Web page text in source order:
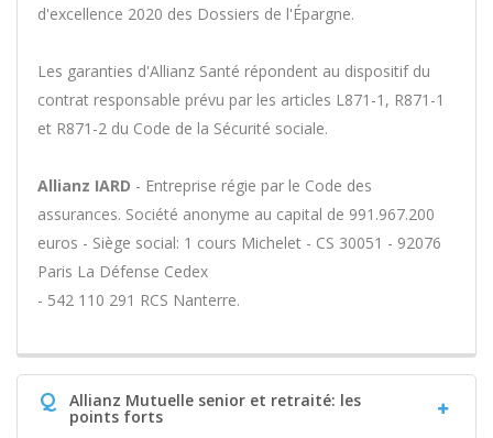
d'excellence 2020 des Dossiers de l'Épargne.
Les garanties d'Allianz Santé répondent au dispositif du
contrat responsable prévu par les articles L871-1, R871-1
et R871-2 du Code de la Sécurité sociale.
Allianz IARD - Entreprise régie par le Code des
assurances. Société anonyme au capital de 991.967.200
euros - Siège social: 1 cours Michelet - CS 30051 - 92076
Paris La Défense Cedex
- 542 110 291 RCS Nanterre.
Q Allianz Mutuelle senior et retraité: les
points forts